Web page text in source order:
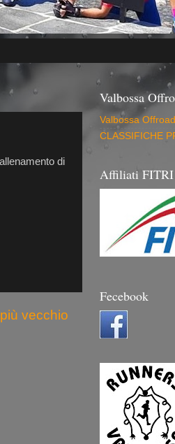
di
vecchio
Valbossa
Valbossa
CLASSIFICHE
Affiliati FITRI
Fecebook